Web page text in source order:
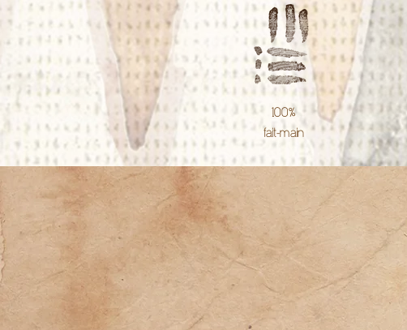
100%
fait-main